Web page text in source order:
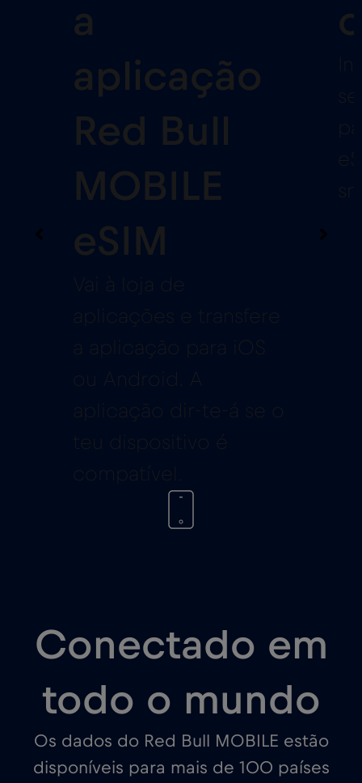
a
aplicação
Red Bull
MOBILE
eSIM
Vai à loja de
aplicações e transfere
a aplicação para iOS
ou Android. A
aplicação dir-te-á se o
teu dispositivo é
compatível.
Conectado em
todo o mundo
Os dados do Red Bull MOBILE estão
disponíveis para mais de 100 países